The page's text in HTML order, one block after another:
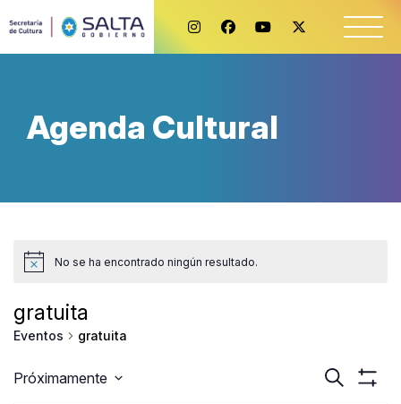
Agenda Cultural
No se ha encontrado ningún resultado.
gratuita
Eventos gratuita
Buscar
Próximamente